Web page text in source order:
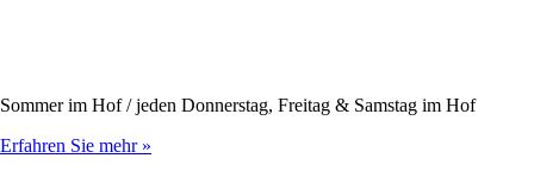
Sommer im Hof / jeden Donnerstag, Freitag & Samstag im Hof
Erfahren Sie mehr »